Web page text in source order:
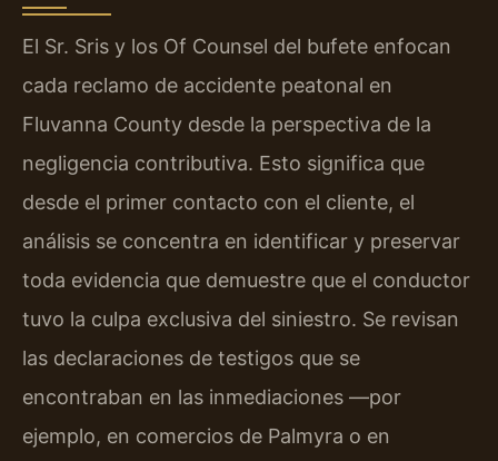
El Sr. Sris y los Of Counsel del bufete enfocan
cada reclamo de accidente peatonal en
Fluvanna County desde la perspectiva de la
negligencia contributiva. Esto significa que
desde el primer contacto con el cliente, el
análisis se concentra en identificar y preservar
toda evidencia que demuestre que el conductor
tuvo la culpa exclusiva del siniestro. Se revisan
las declaraciones de testigos que se
encontraban en las inmediaciones —por
ejemplo, en comercios de Palmyra o en